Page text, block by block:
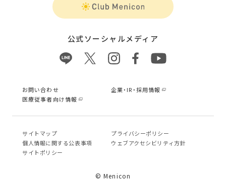
公式ソーシャルメディア
お問い合わせ
企業・IR・採用情報
医療従事者向け情報
サイトマップ
プライバシーポリシー
個⼈情報に関する公表事項
ウェブアクセシビリティ方針
サイトポリシー
© Menicon